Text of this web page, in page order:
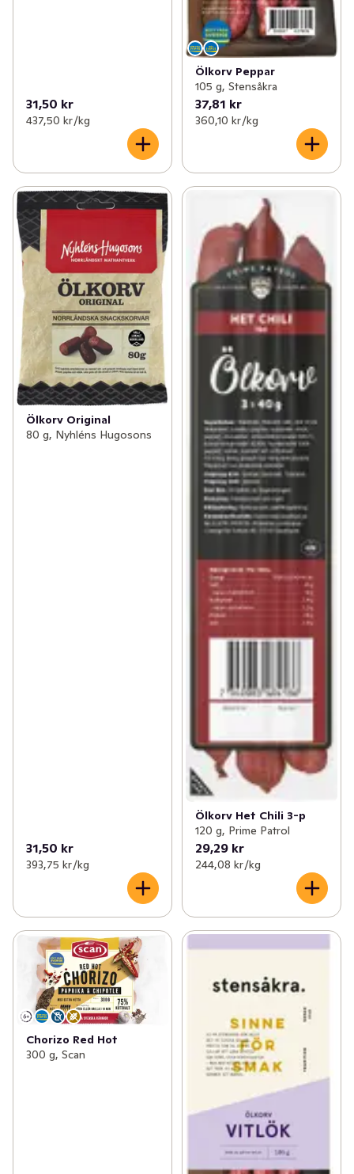
31,50 kr
437,50 kr /kg
Ölkorv Peppar
105 g, Stensåkra
37,81 kr
360,10 kr /kg
Ölkorv Original
80 g, Nyhléns Hugosons
31,50 kr
393,75 kr /kg
Ölkorv Het Chili 3-p
120 g, Prime Patrol
29,29 kr
244,08 kr /kg
Chorizo Red Hot
300 g, Scan